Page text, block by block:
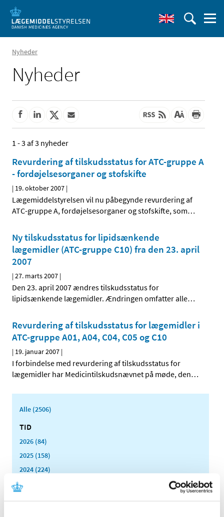
Nyheder
Nyheder
1 - 3 af 3 nyheder
Revurdering af tilskudsstatus for ATC-gruppe A
- fordøjelsesorganer og stofskifte
| 19. oktober 2007 |
Lægemiddelstyrelsen vil nu påbegynde revurdering af
ATC-gruppe A, fordøjelsesorganer og stofskifte, som…
Ny tilskudsstatus for lipidsænkende
lægemidler (ATC-gruppe C10) fra den 23. april
2007
|27. marts 2007 |
Den 23. april 2007 ændres tilskudsstatus for
lipidsænkende lægemidler. Ændringen omfatter alle…
Revurdering af tilskudsstatus for lægemidler i
ATC-gruppe A01, A04, C04, C05 og C10
| 19. januar 2007 |
I forbindelse med revurdering af tilskudsstatus for
lægemidler har Medicintilskudsnævnet på møde, den…
Alle (2506)
TID
2026 (84)
2025 (158)
2024 (224)
2023 (195)